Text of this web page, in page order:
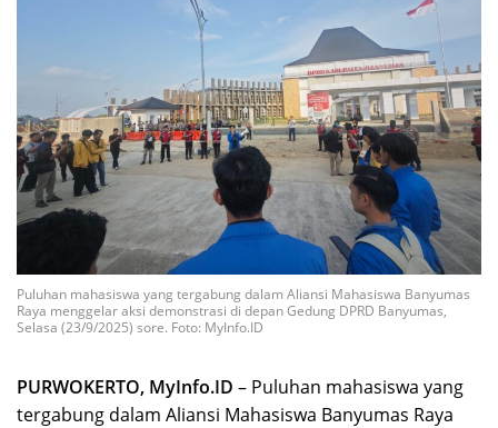
Puluhan mahasiswa yang tergabung dalam Aliansi Mahasiswa Banyumas
Raya menggelar aksi demonstrasi di depan Gedung DPRD Banyumas,
Selasa (23/9/2025) sore. Foto: MyInfo.ID
PURWOKERTO, MyInfo.ID – Puluhan mahasiswa yang
tergabung dalam Aliansi Mahasiswa Banyumas Raya